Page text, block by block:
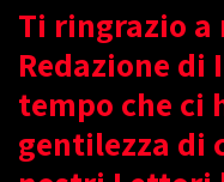
Ti ringrazio
Redazione di
tempo che ci
gentilezza di